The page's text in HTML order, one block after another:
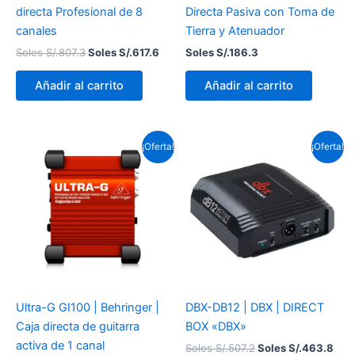
directa Profesional de 8
canales
Soles S/.807.3Soles S/.617.6
Añadir al carrito
Directa Pasiva con Toma de
Tierra y Atenuador
Soles S/.186.3
Añadir al carrito
¡Oferta!
Ultra-G GI100 | Behringer |
Caja directa de guitarra
activa de 1 canal
precio
original
era:
Soles
S/.186.3.
El
precio
actual
S/.165.6.
¡Oferta!
DBX-DB12 | DBX | DIRECT
BOX «DBX»
Soles S/.507.2
original
era:
Soles
S/.507.2.
Soles S/.463.8
El
S/